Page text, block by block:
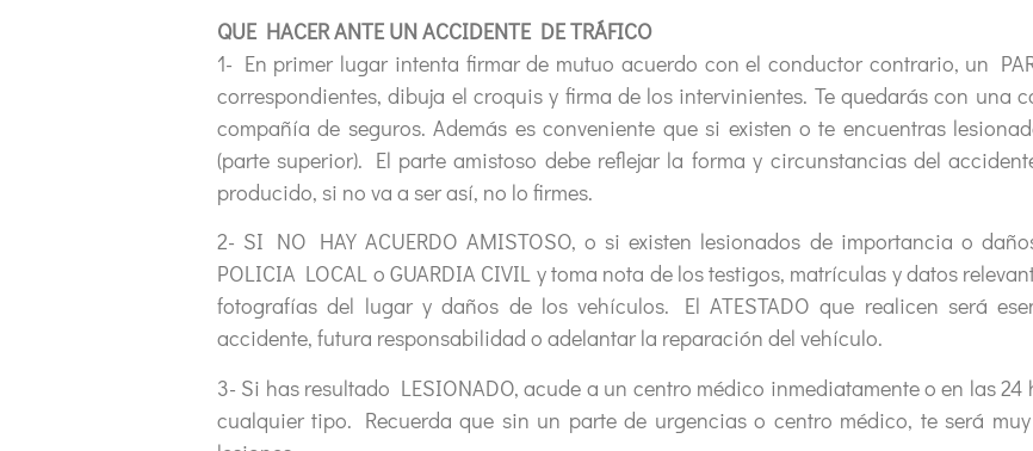
QUE HACER ANTE UN ACCIDENTE DE TRÁFICO
1- En primer lugar intenta firmar de mutuo acuerdo con el conductor contrario, un
correspondientes, dibuja el croquis y firma de los intervinientes. Te quedarás con una
compañía de seguros. Además es conveniente que si existen o te encuentras
(parte superior). El parte amistoso debe reflejar la forma y circunstancias del
producido, si no va a ser así, no lo firmes.
2- SI NO HAY ACUERDO AMISTOSO, o si existen lesionados de importancia o
POLICIA LOCAL o GUARDIA CIVIL y toma nota de los testigos, matrículas y datos
fotografías del lugar y daños de los vehículos. El ATESTADO que realicen será
accidente, futura responsabilidad o adelantar la reparación del vehículo.
3- Si has resultado LESIONADO, acude a un centro médico inmediatamente o en las
cualquier tipo. Recuerda que sin un parte de urgencias o centro médico, te será